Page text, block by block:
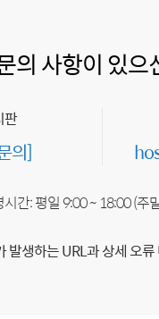
의 사항이 있으
판
의]
간: 평일 9:00 ~ 18:00 (주
발생하는 URL과 상세 오